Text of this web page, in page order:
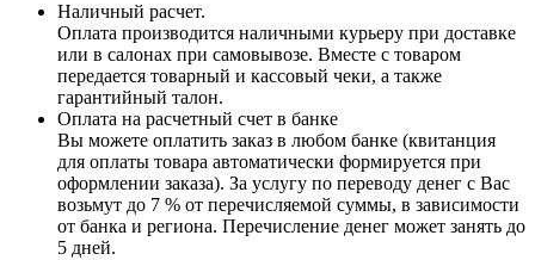
Наличный расчет.
Оплата производится наличными курьеру при доставке
или в салонах при самовывозе. Вместе с товаром
передается товарный и кассовый чеки, а также
гарантийный талон.
Оплата на расчетный счет в банке
Вы можете оплатить заказ в любом банке (квитанция
для оплаты товара автоматически формируется при
оформлении заказа). За услугу по переводу денег с Вас
возьмут до 7 % от перечисляемой суммы, в зависимости
от банка и региона. Перечисление денег может занять до
5 дней.